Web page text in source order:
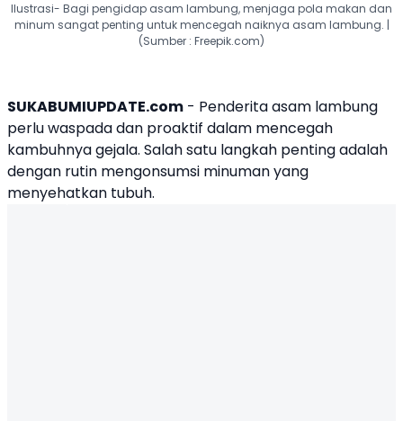
Ilustrasi- Bagi pengidap asam lambung, menjaga pola makan dan
minum sangat penting untuk mencegah naiknya asam lambung. |
(Sumber : Freepik.com)
SUKABUMIUPDATE.com - Penderita asam lambung
perlu waspada dan proaktif dalam mencegah
kambuhnya gejala. Salah satu langkah penting adalah
dengan rutin mengonsumsi minuman yang
menyehatkan tubuh.